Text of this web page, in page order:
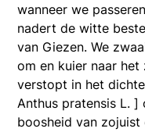
wanneer we
nadert de witte
van Giezen. We
om en kuier naar
verstopt in het
Anthus pratensis L.
boosheid van